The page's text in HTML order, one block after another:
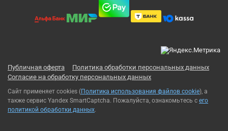
Публичная оферта
Политика обработки персональных данных
Согласие на обработку персональных данных
Сайт применяет cookies (Политика использования файлов cookie), а
также сервис Yandex SmartCaptcha. Пожалуйста, ознакомьтесь с его
политикой обработки данных.